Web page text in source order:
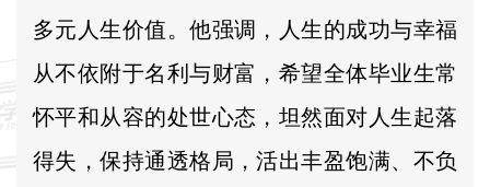
多元人生价值。他强调，人生的成功与幸福
从不依附于名利与财富，希望全体毕业生常
怀平和从容的处世心态，坦然面对人生起落
得失，保持通透格局，活出丰盈饱满、不负